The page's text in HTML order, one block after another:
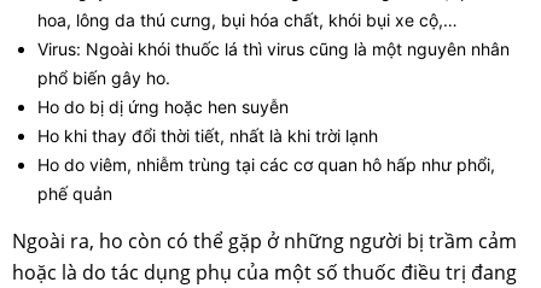
hoa, lông da thú cưng, bụi hóa chất, khói bụi xe cộ,…
Virus: Ngoài khói thuốc lá thì virus cũng là một nguyên nhân
phổ biến gây ho.
Ho do bị dị ứng hoặc hen suyễn
Ho khi thay đổi thời tiết, nhất là khi trời lạnh
Ho do viêm, nhiễm trùng tại các cơ quan hô hấp như phổi,
phế quản
Ngoài ra, ho còn có thể gặp ở những người bị trầm cảm
hoặc là do tác dụng phụ của một số thuốc điều trị đang